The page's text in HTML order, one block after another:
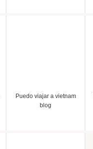
Puedo viajar a vietnam
blog